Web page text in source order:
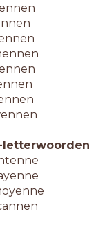
letterwoorden